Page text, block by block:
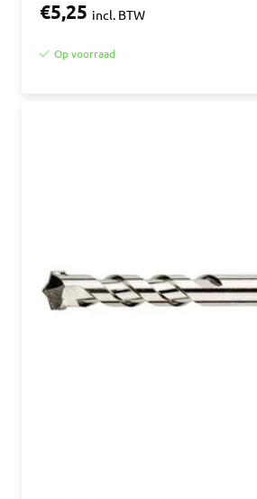
€5,25 incl. BTW
Op voorraad